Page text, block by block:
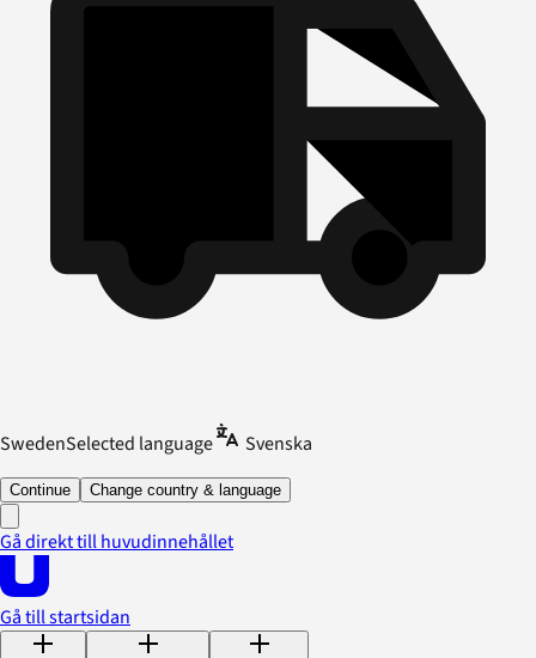
SwedenSelected language Svenska
Continue Change country & language
Gå direkt till huvudinnehållet
Gå till startsidan